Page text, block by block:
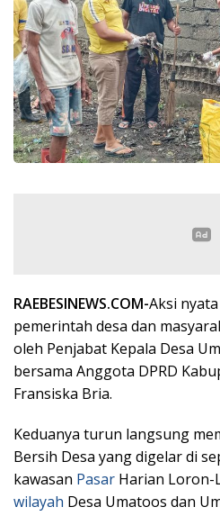
RAEBESINEWS.COM-Aksi
pemerintah desa dan
oleh Penjabat Kepala Desa
bersama Anggota DPRD
Fransiska Bria.
Keduanya turun langsung
Bersih Desa yang digelar di
kawasan Pasar Harian Loron-
wilayah Desa Umatoos dan